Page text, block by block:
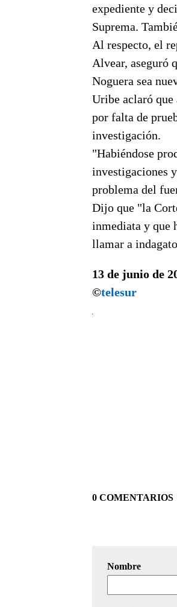
expediente y
Suprema.
Al respecto, el
Alvear, aseguró
Noguera sea
Uribe aclaró
por falta de
investigación.
"Habiéndose
investigaciones
problema del
Dijo que "la
inmediata y que
llamar a
13 de junio de
©telesur
0 COMENTARIOS
Nombre